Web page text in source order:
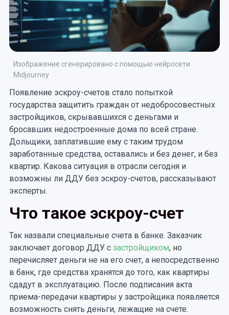
Изображение сгенерировано с помощью нейросети
Midjourney
Появление эскроу-счетов стало попыткой
государства защитить граждан от недобросовестных
застройщиков, скрывавшихся с деньгами и
бросавших недостроенные дома по всей стране.
Дольщики, заплатившие ему с таким трудом
заработанные средства, оставались и без денег, и без
квартир. Какова ситуация в отрасли сегодня и
возможны ли ДДУ без эскроу-счетов, рассказывают
эксперты.
Что такое эскроу-счет
Так назвали специальные счета в банке. Заказчик
заключает договор ДДУ с застройщиком, но
перечисляет деньги не на его счет, а непосредственно
в банк, где средства хранятся до того, как квартиры
сдадут в эксплуатацию. После подписания акта
приема-передачи квартиры у застройщика появляется
возможность снять деньги, лежащие на счете.